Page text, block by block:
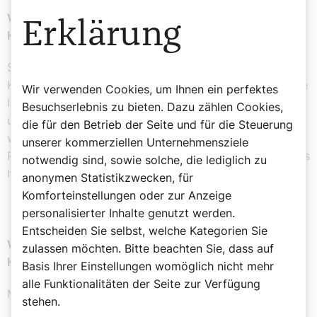
Wie kann es gelingen, den Glauben an die eigenen
Kinder oder jüngere Generationen weiterzugeben?
Schwierig – nur durch Vorleben, denke ich. Und durch
Kleinigkeiten: Kerzen in Kevelaer entzünden, Stoßgebete
laut ausrufen – oftmals zum heiligen Antonius, der bei
uns am Niederrhein liebevoll „Klüngel Anton“ genannt
wird. Wie oft hab ich was verklüngelt (Schlüssel,
Papiere, Garagentoröffner) und erleben dürfen: Antonius
hilft.
Was müsste sich Ihrer Meinung nach ändern, damit
Kirche wieder mehr Menschen erreicht?
Mehr Menschlichkeit!
Erklärung
Wir verwenden Cookies, um Ihnen ein perfektes
Besuchserlebnis zu bieten. Dazu zählen Cookies,
die für den Betrieb der Seite und für die Steuerung
unserer kommerziellen Unternehmensziele
notwendig sind, sowie solche, die lediglich zu
anonymen Statistikzwecken, für
Komforteinstellungen oder zur Anzeige
personalisierter Inhalte genutzt werden.
Entscheiden Sie selbst, welche Kategorien Sie
zulassen möchten. Bitte beachten Sie, dass auf
Basis Ihrer Einstellungen womöglich nicht mehr
alle Funktionalitäten der Seite zur Verfügung
stehen.